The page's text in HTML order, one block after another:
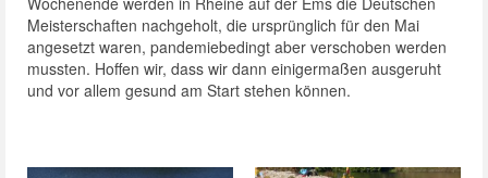
Meisterschaften nachgeholt, die ursprünglich für den Mai
angesetzt waren, pandemiebedingt aber verschoben werden
mussten. Hoffen wir, dass wir dann einigermaßen ausgeruht
und vor allem gesund am Start stehen können.